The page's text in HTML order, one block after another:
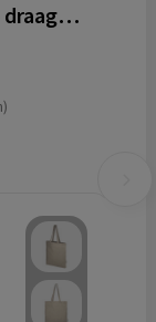
Ash RPET grote opvouwbare draagtas 14L